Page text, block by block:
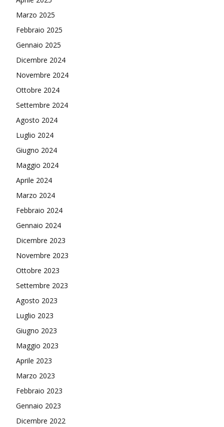
Marzo 2025
Febbraio 2025
Gennaio 2025
Dicembre 2024
Novembre 2024
Ottobre 2024
Settembre 2024
Agosto 2024
Luglio 2024
Giugno 2024
Maggio 2024
Aprile 2024
Marzo 2024
Febbraio 2024
Gennaio 2024
Dicembre 2023
Novembre 2023
Ottobre 2023
Settembre 2023
Agosto 2023
Luglio 2023
Giugno 2023
Maggio 2023
Aprile 2023
Marzo 2023
Febbraio 2023
Gennaio 2023
Dicembre 2022